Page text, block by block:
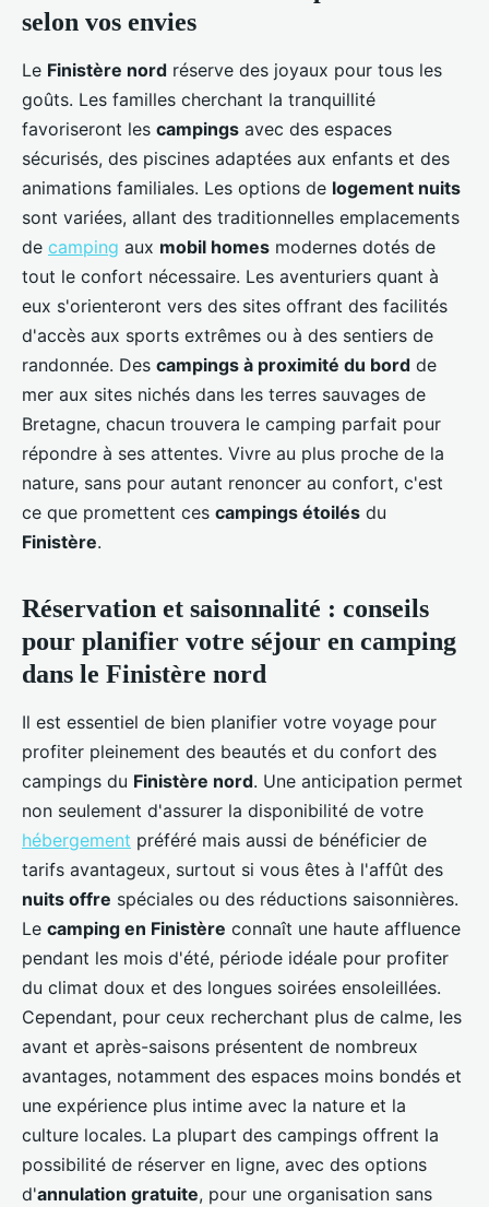
selon vos envies
Le Finistère nord réserve des joyaux pour tous les
goûts. Les familles cherchant la tranquillité
favoriseront les campings avec des espaces
sécurisés, des piscines adaptées aux enfants et des
animations familiales. Les options de logement nuits
sont variées, allant des traditionnelles emplacements
de camping aux mobil homes modernes dotés de
tout le confort nécessaire. Les aventuriers quant à
eux s'orienteront vers des sites offrant des facilités
d'accès aux sports extrêmes ou à des sentiers de
randonnée. Des campings à proximité du bord de
mer aux sites nichés dans les terres sauvages de
Bretagne, chacun trouvera le camping parfait pour
répondre à ses attentes. Vivre au plus proche de la
nature, sans pour autant renoncer au confort, c'est
ce que promettent ces campings étoilés du
Finistère.
Réservation et saisonnalité : conseils
pour planifier votre séjour en camping
dans le Finistère nord
Il est essentiel de bien planifier votre voyage pour
profiter pleinement des beautés et du confort des
campings du Finistère nord. Une anticipation permet
non seulement d'assurer la disponibilité de votre
hébergement préféré mais aussi de bénéficier de
tarifs avantageux, surtout si vous êtes à l'affût des
nuits offre spéciales ou des réductions saisonnières.
Le camping en Finistère connaît une haute affluence
pendant les mois d'été, période idéale pour profiter
du climat doux et des longues soirées ensoleillées.
Cependant, pour ceux recherchant plus de calme, les
avant et après-saisons présentent de nombreux
avantages, notamment des espaces moins bondés et
une expérience plus intime avec la nature et la
culture locales. La plupart des campings offrent la
possibilité de réserver en ligne, avec des options
d'annulation gratuite, pour une organisation sans